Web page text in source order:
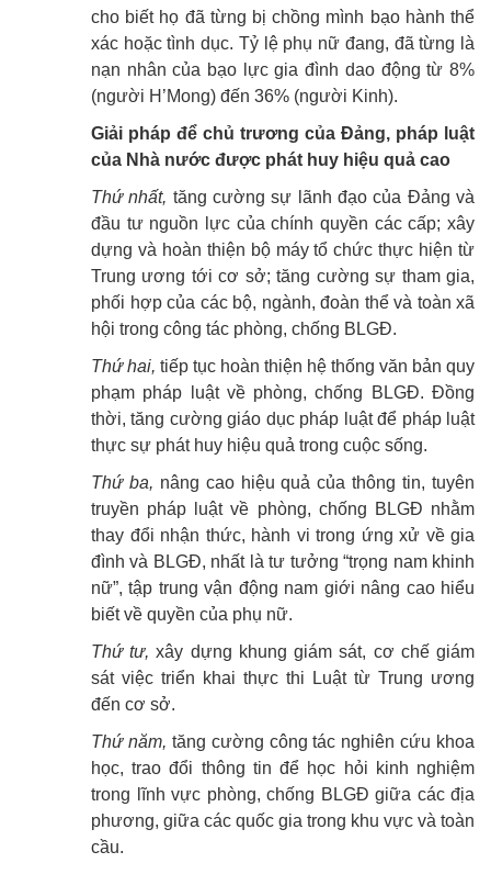
cho biết họ đã từng bị chồng mình bạo hành thể
xác hoặc tình dục. Tỷ lệ phụ nữ đang, đã từng là
nạn nhân của bạo lực gia đình dao động từ 8%
(người H’Mong) đến 36% (người Kinh).
Giải pháp để chủ trương của Đảng, pháp luật
của Nhà nước được phát huy hiệu quả cao
Thứ nhất, tăng cường sự lãnh đạo của Đảng và
đầu tư nguồn lực của chính quyền các cấp; xây
dựng và hoàn thiện bộ máy tổ chức thực hiện từ
Trung ương tới cơ sở; tăng cường sự tham gia,
phối hợp của các bộ, ngành, đoàn thể và toàn xã
hội trong công tác phòng, chống BLGĐ.
Thứ hai, tiếp tục hoàn thiện hệ thống văn bản quy
phạm pháp luật về phòng, chống BLGĐ. Đồng
thời, tăng cường giáo dục pháp luật để pháp luật
thực sự phát huy hiệu quả trong cuộc sống.
Thứ ba, nâng cao hiệu quả của thông tin, tuyên
truyền pháp luật về phòng, chống BLGĐ nhằm
thay đổi nhận thức, hành vi trong ứng xử về gia
đình và BLGĐ, nhất là tư tưởng “trọng nam khinh
nữ”, tập trung vận động nam giới nâng cao hiểu
biết về quyền của phụ nữ.
Thứ tư, xây dựng khung giám sát, cơ chế giám
sát việc triển khai thực thi Luật từ Trung ương
đến cơ sở.
Thứ năm, tăng cường công tác nghiên cứu khoa
học, trao đổi thông tin để học hỏi kinh nghiệm
trong lĩnh vực phòng, chống BLGĐ giữa các địa
phương, giữa các quốc gia trong khu vực và toàn
cầu.